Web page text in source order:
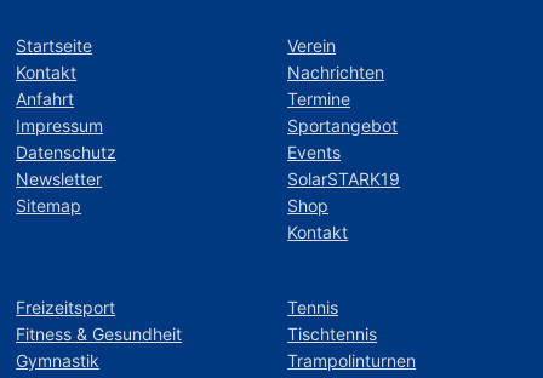
Startseite
Kontakt
Anfahrt
Impressum
Datenschutz
Newsletter
Sitemap
Verein
Nachrichten
Termine
Sportangebot
Events
SolarSTARK19
Shop
Kontakt
Freizeitsport
Fitness & Gesundheit
Gymnastik
Tennis
Tischtennis
Trampolinturnen